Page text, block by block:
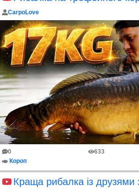
CarpoLove
0 633
Короп
Краща рибалка із друзями